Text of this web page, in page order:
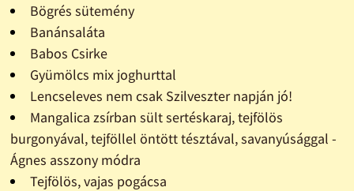
Bögrés sütemény
Banánsaláta
Babos Csirke
Gyümölcs mix joghurttal
Lencseleves nem csak Szilveszter napján jó!
Mangalica zsírban sült sertéskaraj, tejfölös
burgonyával, tejföllel öntött tésztával, savanyúsággal -
Ágnes asszony módra
Tejfölös, vajas pogácsa